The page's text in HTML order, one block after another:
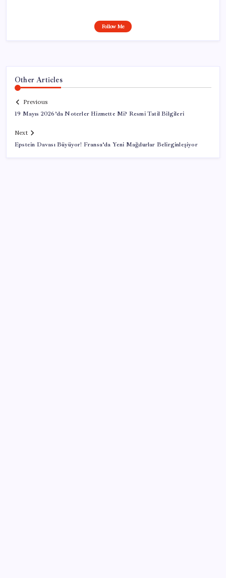
Follow Me
Other Articles
Previous
19 Mayıs 2026’da Noterler Hizmette Mi? Resmi Tatil Bilgileri
Next
Epstein Davası Büyüyor! Fransa’da Yeni Mağdurlar Belirginleşiyor